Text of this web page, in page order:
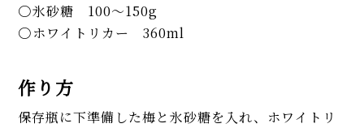
氷砂糖 100～150g
ホワイトリカー 360ml
作り方
保存瓶に下準備した梅と氷砂糖を入れ、ホワイトリ